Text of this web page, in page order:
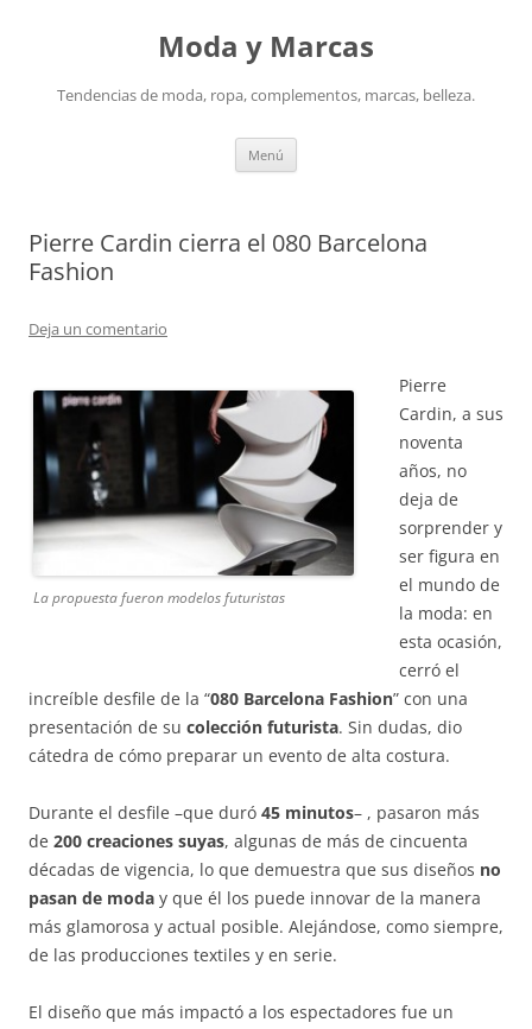
Moda y Marcas
Tendencias de moda, ropa, complementos, marcas, belleza.
Menú
Pierre Cardin cierra el 080 Barcelona
Fashion
Deja un comentario
La propuesta fueron modelos futuristas
Pierre
Cardin, a sus
noventa
años, no
deja de
sorprender y
ser figura en
el mundo de
la moda: en
esta ocasión,
cerró el
increíble desfile de la “080 Barcelona Fashion” con una
presentación de su colección futurista. Sin dudas, dio
cátedra de cómo preparar un evento de alta costura.
Durante el desfile –que duró 45 minutos– , pasaron más
de 200 creaciones suyas, algunas de más de cincuenta
décadas de vigencia, lo que demuestra que sus diseños no
pasan de moda y que él los puede innovar de la manera
más glamorosa y actual posible. Alejándose, como siempre,
de las producciones textiles y en serie.
El diseño que más impactó a los espectadores fue un